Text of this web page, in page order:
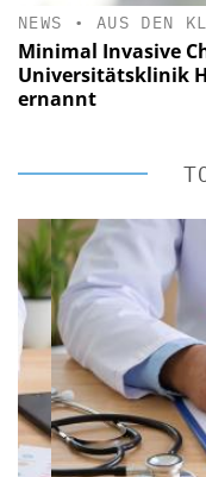
NEWS • AUS DEN
Minimal Invasive
Universitätsklinik
ernannt